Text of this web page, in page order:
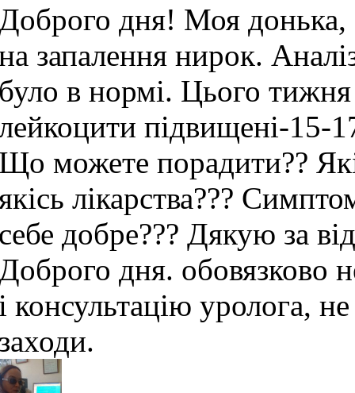
дня! Моя донька,
запалення нирок.
в нормі. Цього тижня
підвищені-15-
можете порадити??
лікарства???
добре??? Дякую за
дня. обовязково
консультацію уролога,